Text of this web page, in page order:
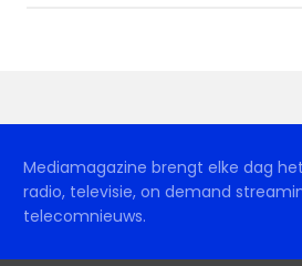
Mediamagazine brengt elke dag
radio, televisie, on demand
telecomnieuws.